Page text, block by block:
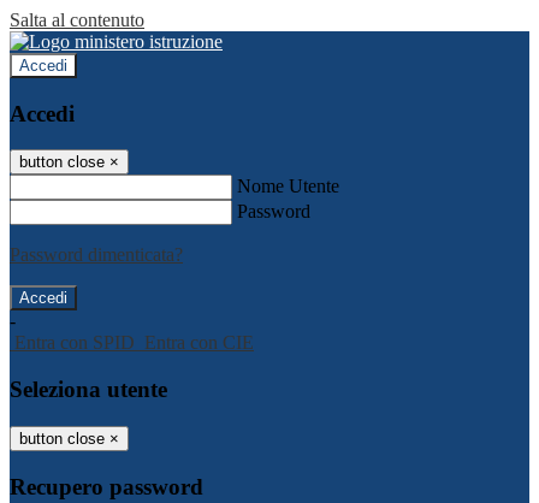
Salta al contenuto
Accedi
Accedi
button close ×
Nome Utente
Password
Password dimenticata?
-
Entra con SPID Entra con CIE
Seleziona utente
button close ×
Recupero password